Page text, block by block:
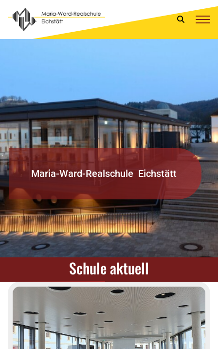
Maria-Ward-Realschule Eichstätt
Schule aktuell